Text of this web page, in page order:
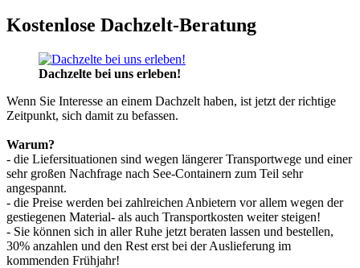
Kostenlose Dachzelt-Beratung
Dachzelte bei uns erleben!
Wenn Sie Interesse an einem Dachzelt haben, ist jetzt der richtige
Zeitpunkt, sich damit zu befassen.
Warum?
- die Liefersituationen sind wegen längerer Transportwege und einer
sehr großen Nachfrage nach See-Containern zum Teil sehr
angespannt.
- die Preise werden bei zahlreichen Anbietern vor allem wegen der
gestiegenen Material- als auch Transportkosten weiter steigen!
- Sie können sich in aller Ruhe jetzt beraten lassen und bestellen,
30% anzahlen und den Rest erst bei der Auslieferung im
kommenden Frühjahr!